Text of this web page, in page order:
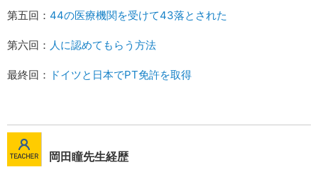
第五回： 44の医療機関を受けて43落とされた
第六回： 人に認めてもらう方法
最終回： ドイツと日本でPT免許を取得
岡田瞳先生経歴